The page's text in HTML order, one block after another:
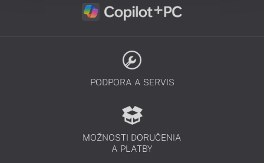
PODPORA A SERVIS
MOŽNOSTI DORUČENIA
A PLATBY